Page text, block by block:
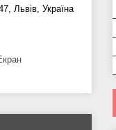
Львів, Україна